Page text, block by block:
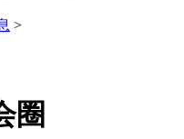
>
圈